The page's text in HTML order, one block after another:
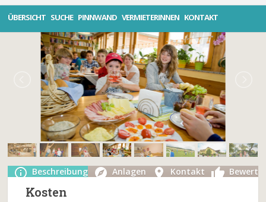
ÜBERSICHT SUCHE PINNWAND VERMIETERINNEN KONTAKT
Beschreibung Anlagen Kontakt
Kosten